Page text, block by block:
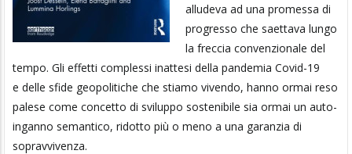
alludeva ad una promessa di
progresso che saettava lungo
la freccia convenzionale del
tempo. Gli effetti complessi inattesi della pandemia Covid-19
e delle sfide geopolitiche che stiamo vivendo, hanno ormai reso
palese come concetto di sviluppo sostenibile sia ormai un auto-
inganno semantico, ridotto più o meno a una garanzia di
sopravvivenza.